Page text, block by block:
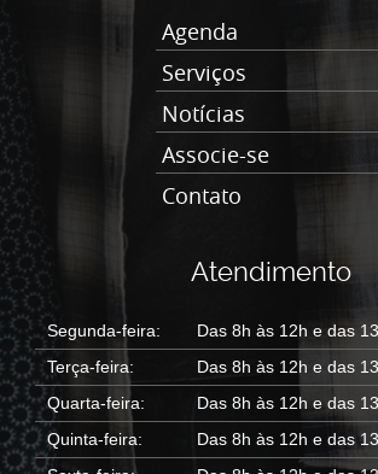
Agenda
Serviços
Notícias
Associe-se
Contato
Atendimento
Segunda-feira:
Das 8h às 12h e das
Terça-feira:
Das 8h às 12h e das
Quarta-feira:
Das 8h às 12h e das
Quinta-feira:
Das 8h às 12h e das